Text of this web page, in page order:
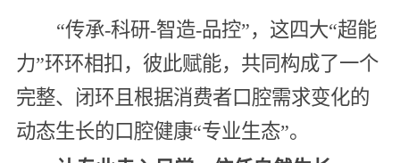
“传承-科研-智造-品控”，这四大“超能
力”环环相扣，彼此赋能，共同构成了一个
完整、闭环且根据消费者口腔需求变化的
动态生长的口腔健康“专业生态”。